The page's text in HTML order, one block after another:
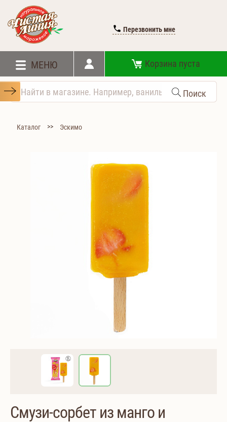
Перезвонить мне
МЕНЮ Корзина пуста
Поиск
Каталог >> Эскимо
Смузи-сорбет из манго и